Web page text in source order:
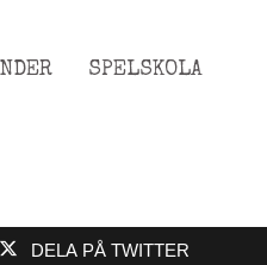
SPELSKOLA
DELA PÅ TWITTER